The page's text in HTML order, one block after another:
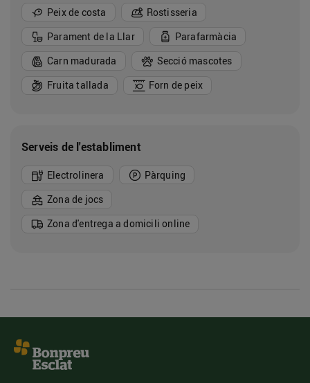
Peix de costa
Rostisseria
Parament de la Llar
Parafarmàcia
Carn madurada
Secció mascotes
Fruita tallada
Forn de peix
Serveis de l'establiment
Electrolinera
Pàrquing
Zona de jocs
Zona d'entrega a domicili online